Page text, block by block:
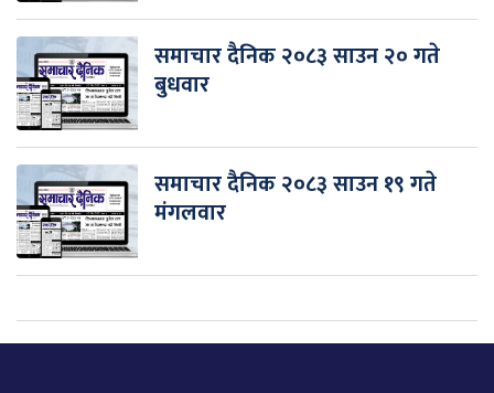
समाचार दैनिक २०८३ साउन २० गते
बुधवार
समाचार दैनिक २०८३ साउन १९ गते
मंगलवार